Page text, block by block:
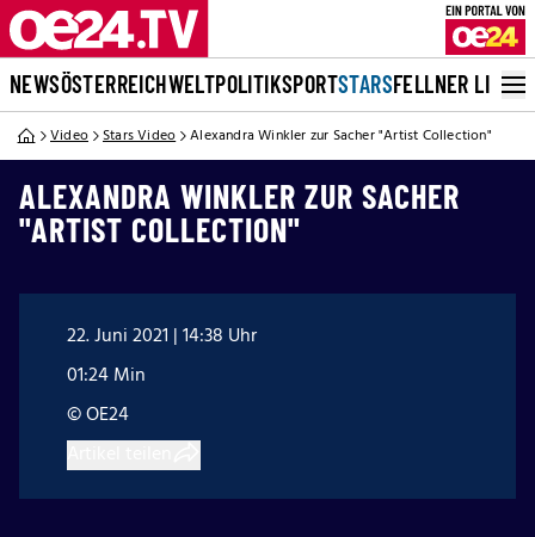
NEWSÖSTERREICHWELTPOLITIKSPORTSTARSFELLNER LIVE
Video Stars Video Alexandra Winkler zur Sacher "Artist Collection"
ALEXANDRA WINKLER ZUR SACHER
"ARTIST COLLECTION"
22. Juni 2021 | 14:38 Uhr
01:24 Min
© OE24